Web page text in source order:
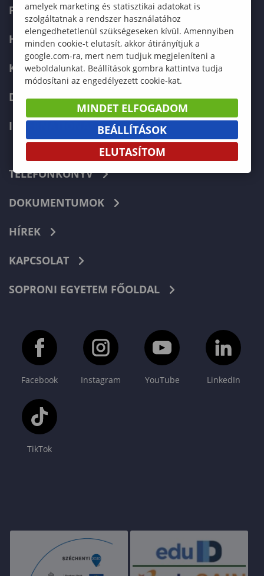
FELVÉTELIZŐKNEK
HALLGATÓKNAK
KÉPZÉSEK
DOKTORI ISKOLA
INTERNATIONAL
TELEFONKÖNYV
DOKUMENTUMOK
HÍREK
KAPCSOLAT
SOPRONI EGYETEM FŐOLDAL
Facebook Instagram YouTube LinkedIn
TikTok
amelyek marketing és statisztikai adatokat is
szolgáltatnak a rendszer használatához
elengedhetetlenül szükségeseken kívül. Amennyiben
minden cookie-t elutasít, akkor átirányítjuk a
google.com-ra, mert nem tudjuk megjeleníteni a
weboldalunkat. Beállítások gombra kattintva tudja
módosítani az engedélyezett cookie-kat.
MINDET ELFOGADOM
BEÁLLÍTÁSOK
ELUTASÍTOM